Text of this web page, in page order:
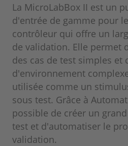
La MicroLabBox II est un
d'entrée de gamme pour
contrôleur qui offre un
de validation. Elle permet
des cas de test simples et
d'environnement
utilisée comme un
sous test. Grâce à
possible de créer un
test et d'automatiser le
validation.